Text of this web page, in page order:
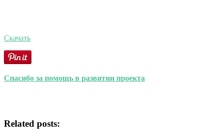
Скачать
Спасибо за помощь в развитии проекта
Related posts: